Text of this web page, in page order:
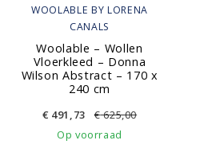
WOOLABLE BY LORENA
CANALS
Woolable – Wollen
Vloerkleed – Donna
Wilson Abstract – 170 x
240 cm
€ 491,73 €625,00
Op voorraad